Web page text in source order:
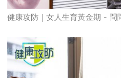
健康攻防｜女人生育黃金期 - 問